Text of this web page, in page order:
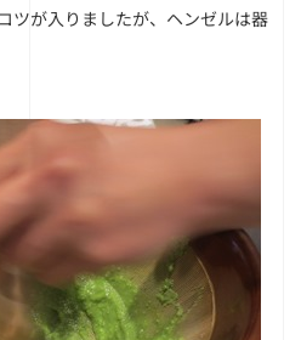
ツが入りましたが、ヘンゼルは器